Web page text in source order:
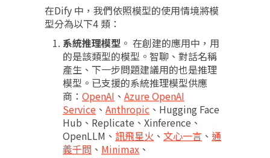
在Dify 中，我們依照模型的使用情境將模
型分為以下4 類：
系統推理模型 。 在創建的應用中，用
的是該類型的模型。智聊、對話名稱
產生、下一步問題建議用的也是推理
模型。已支援的系統推理模型供應
商： OpenAI 、 Azure OpenAI
Service 、 Anthropic 、Hugging Face
Hub、Replicate、Xinference、
OpenLLM、 訊飛星火 、 文心一言 、 通
義千問 、 Minimax 、